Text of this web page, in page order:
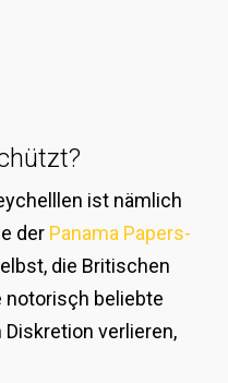
ist nämlich
der Panama Papers-
die Britischen
notorisçh beliebte
verlieren,